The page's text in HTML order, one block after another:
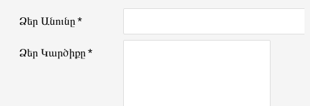
Ձեր Անունը
Ձեր Կարծիքը